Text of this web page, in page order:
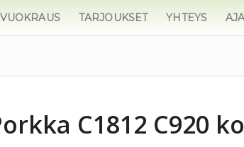
VUOKRAUS TARJOUKSET YHTEYS
C1812 C920